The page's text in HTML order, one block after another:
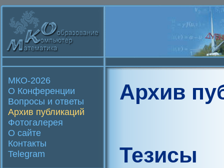
МКО-2026
О Конференции
Вопросы и ответы
Архив публикаций
Фотогалерея
О сайте
Контакты
Telegram
Архив
Тезисы